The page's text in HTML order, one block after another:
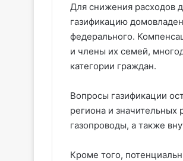
Для снижения расходов
газификацию
федерального.
и члены их семей,
категории граждан.
Вопросы газификации
региона и
газопроводы, а также
Кроме того,